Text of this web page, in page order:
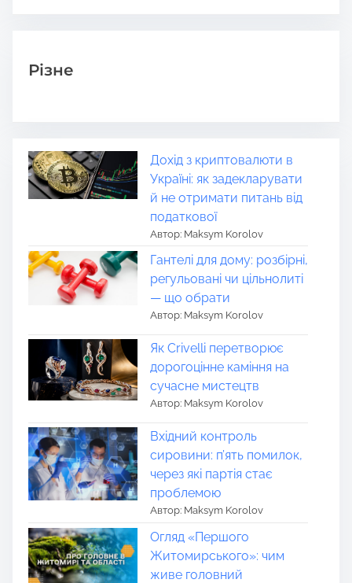
Різне
Дохід з криптовалюти в
Україні: як задекларувати
й не отримати питань від
податкової
Автор: Maksym Korolov
Гантелі для дому: розбірні,
регульовані чи цільнолиті
— що обрати
Автор: Maksym Korolov
Як Crivelli перетворює
дорогоцінне каміння на
сучасне мистецтв
Автор: Maksym Korolov
Вхідний контроль
сировини: п’ять помилок,
через які партія стає
проблемою
Автор: Maksym Korolov
Огляд «Першого
Житомирського»: чим
живе головний